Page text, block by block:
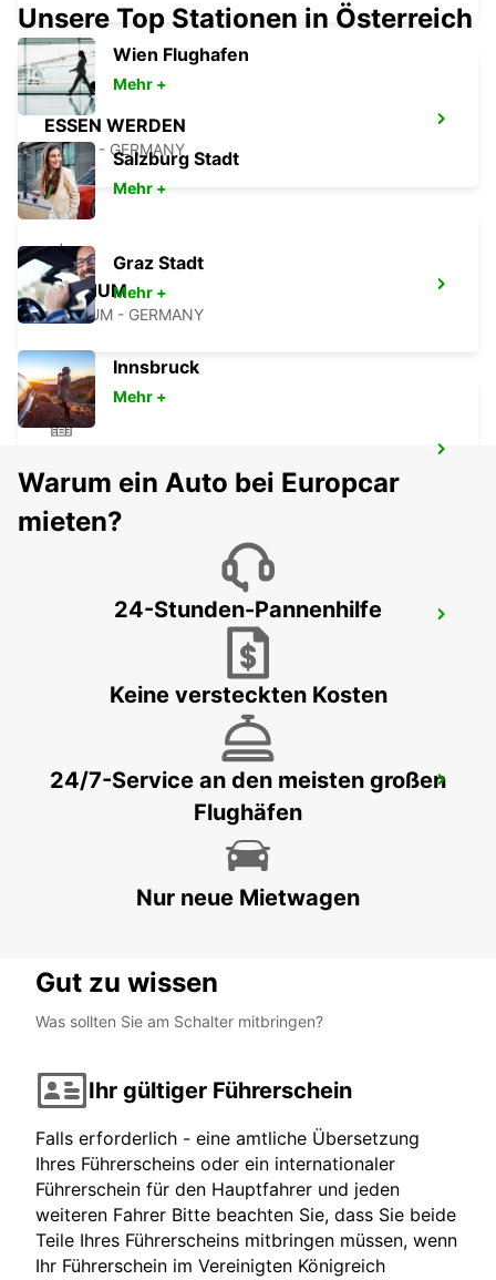
ESSEN WERDEN
ESSEN - GERMANY
BOCHUM
BOCHUM - GERMANY
RECKLINGHAUSEN - GERMANY
RATINGEN
RATINGEN - GERMANY
Unsere Top Stationen in Österreich
Wien Flughafen
Mehr +
Salzburg Stadt
Mehr +
Graz Stadt
Mehr +
Innsbruck
Mehr +
Warum ein Auto bei Europcar
mieten?
24-Stunden-Pannenhilfe
Keine versteckten Kosten
24/7-Service an den meisten großen
Flughäfen
Nur neue Mietwagen
Gut zu wissen
Was sollten Sie am Schalter mitbringen?
Ihr gültiger Führerschein
Falls erforderlich - eine amtliche Übersetzung
Ihres Führerscheins oder ein internationaler
Führerschein für den Hauptfahrer und jeden
weiteren Fahrer Bitte beachten Sie, dass Sie beide
Teile Ihres Führerscheins mitbringen müssen, wenn
Ihr Führerschein im Vereinigten Königreich